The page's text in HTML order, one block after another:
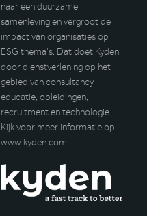
naar een duurzame
samenleving en vergroot de
impact van organisaties op
ESG thema’s. Dat doet Kyden
door dienstverlening op het
gebied van consultancy,
educatie, opleidingen,
recruitment en technologie.
Kijk voor meer informatie op
www.kyden.com.’